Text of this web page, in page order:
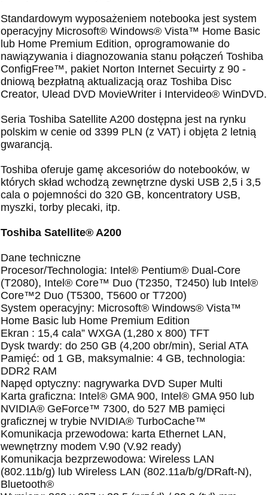
Standardowym wyposażeniem notebooka jest system
operacyjny Microsoft® Windows® Vista™ Home Basic
lub Home Premium Edition, oprogramowanie do
nawiązywania i diagnozowania stanu połączeń Toshiba
ConfigFree™, pakiet Norton Internet Secuirty z 90 -
dniową bezpłatną aktualizacją oraz Toshiba Disc
Creator, Ulead DVD MovieWriter i Intervideo® WinDVD.
Seria Toshiba Satellite A200 dostępna jest na rynku
polskim w cenie od 3399 PLN (z VAT) i objęta 2 letnią
gwarancją.
Toshiba oferuje gamę akcesoriów do notebooków, w
których skład wchodzą zewnętrzne dyski USB 2,5 i 3,5
cala o pojemności do 320 GB, koncentratory USB,
myszki, torby plecaki, itp.
Toshiba Satellite® A200
Dane techniczne
Procesor/Technologia: Intel® Pentium® Dual-Core
(T2080), Intel® Core™ Duo (T2350, T2450) lub Intel®
Core™2 Duo (T5300, T5600 or T7200)
System operacyjny: Microsoft® Windows® Vista™
Home Basic lub Home Premium Edition
Ekran : 15,4 cala” WXGA (1,280 x 800) TFT
Dysk twardy: do 250 GB (4,200 obr/min), Serial ATA
Pamięć: od 1 GB, maksymalnie: 4 GB, technologia:
DDR2 RAM
Napęd optyczny: nagrywarka DVD Super Multi
Karta graficzna: Intel® GMA 900, Intel® GMA 950 lub
NVIDIA® GeForce™ 7300, do 527 MB pamięci
graficznej w trybie NVIDIA® TurboCache™
Komunikacja przewodowa: karta Ethernet LAN,
wewnętrzny modem V.90 (V.92 ready)
Komunikacja bezprzewodowa: Wireless LAN
(802.11b/g) lub Wireless LAN (802.11a/b/g/DRaft-N),
Bluetooth®